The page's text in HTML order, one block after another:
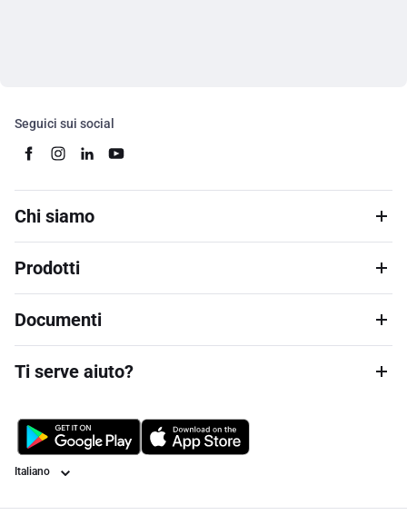
Seguici sui social
Chi siamo
Prodotti
Documenti
Ti serve aiuto?
Lingua